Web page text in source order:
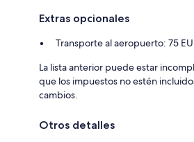
Extras opcionales
Transporte al aeropuerto: 75
La lista anterior puede estar
que los impuestos no estén
cambios.
Otros detalles